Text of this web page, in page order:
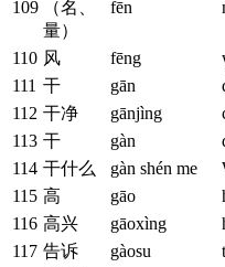
109
（名、
量）
fēn
110 风 fēng
111 干 gān
112 干净 gānjìng
113 干 gàn
114 干什么 gàn shén me
115 高 gāo
116 高兴 gāoxìng
117 告诉 gàosu